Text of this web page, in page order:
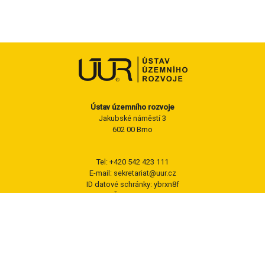
Ústav územního rozvoje
Jakubské náměstí 3
602 00 Brno
Tel: +420 542 423 111
E-mail: sekretariat@uur.cz
ID datové schránky: ybrxn8f
IČ: 60556552